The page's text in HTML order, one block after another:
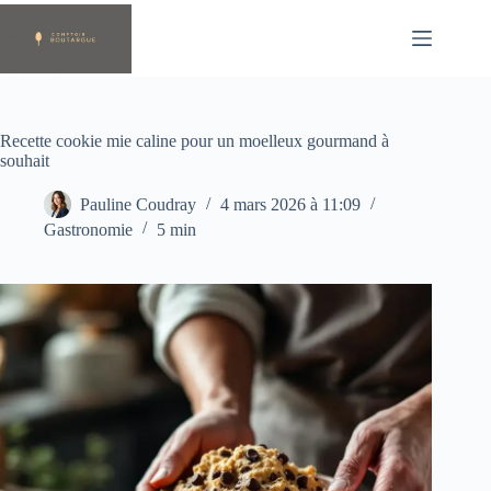
Passer
contenu
Recette cookie mie caline pour un moelleux gourmand à
souhait
Pauline Coudray
4 mars 2026 à 11:09
Gastronomie
5 min